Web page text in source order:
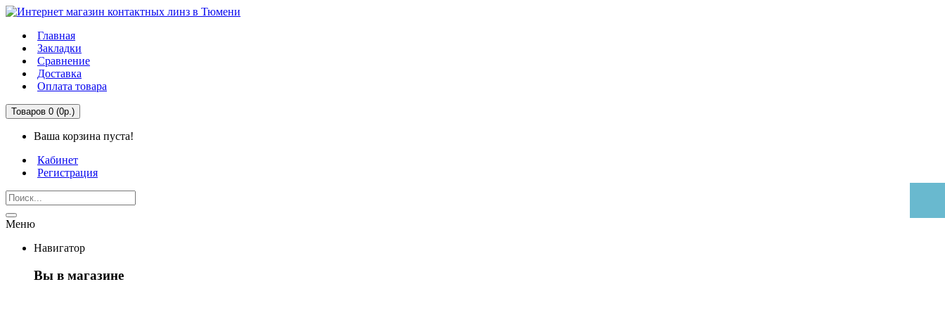
Главная
Закладки
Сравнение
Доставка
Оплата товара
Товаров 0 (0р.)
Ваша корзина пуста!
Кабинет
Регистрация
Меню
Навигатор
Вы в магазине